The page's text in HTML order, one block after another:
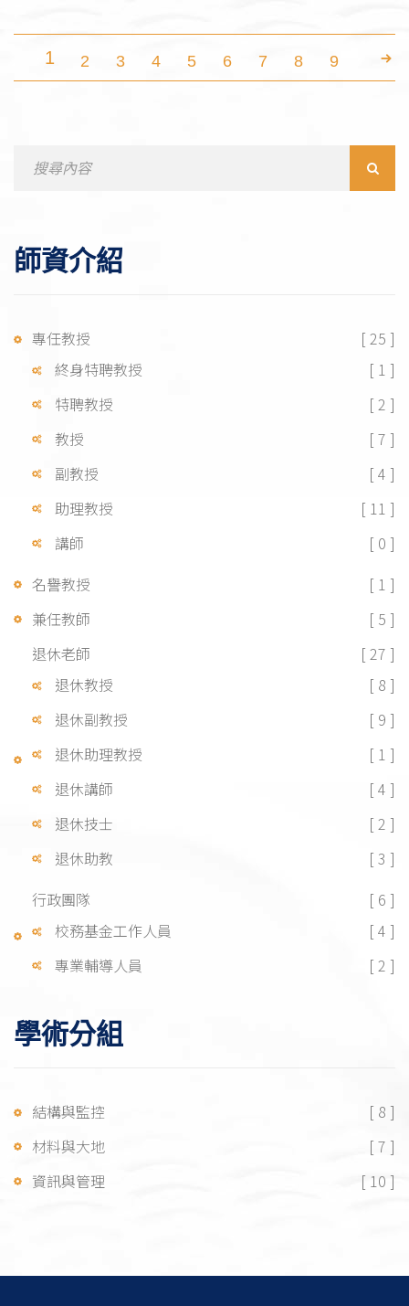
1 2 3 4 5 6 7 8 9
師資介紹
專任教授
[ 25 ]
終身特聘教授
[ 1 ]
特聘教授
[ 2 ]
教授
[ 7 ]
副教授
[ 4 ]
助理教授
[ 11 ]
講師
[ 0 ]
名譽教授
[ 1 ]
兼任教師
[ 5 ]
退休老師
[ 27 ]
退休教授
[ 8 ]
退休副教授
[ 9 ]
退休助理教授
[ 1 ]
退休講師
[ 4 ]
退休技士
[ 2 ]
退休助教
[ 3 ]
行政團隊
[ 6 ]
校務基金工作人員
[ 4 ]
專業輔導人員
[ 2 ]
學術分組
結構與監控
[ 8 ]
材料與大地
[ 7 ]
資訊與管理
[ 10 ]